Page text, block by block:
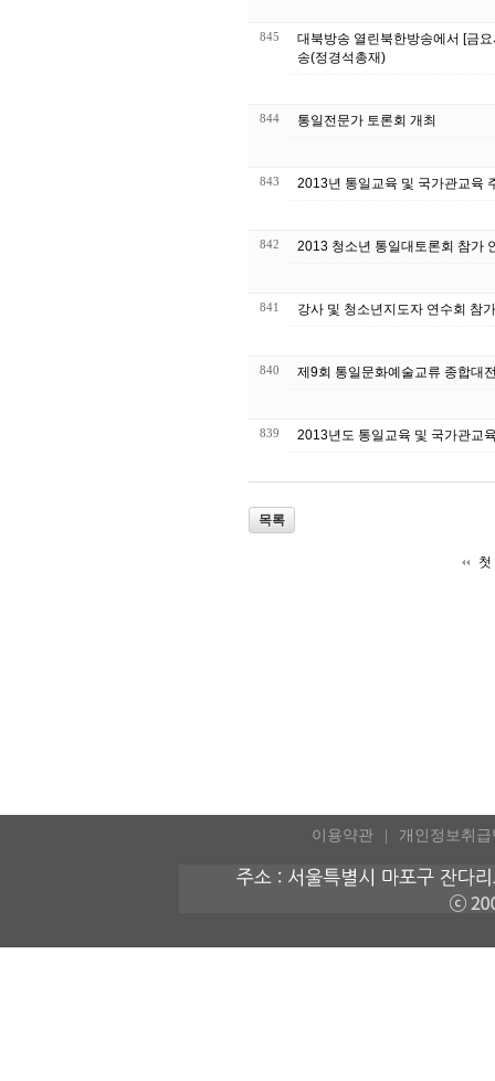
845
대북방송 열린북한방송에서 [금
송(정경석총재)
844 통일전문가 토론회 개최
843 2013년 통일교육 및 국가관교육
842 2013 청소년 통일대토론회 참가
841 강사 및 청소년지도자 연수회 참
840 제9회 통일문화예술교류 종합대
839 2013년도 통일교육 및 국가관교
목록
첫
이용약관 개인정보취급